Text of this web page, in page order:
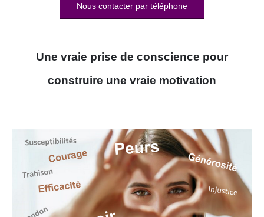
Nous contacter par téléphone
Une vraie prise de conscience pour
construire une vraie motivation